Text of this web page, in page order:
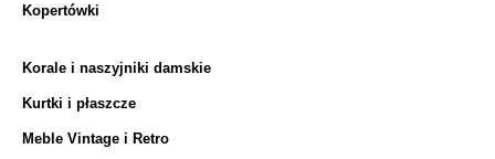
Kopertówki
Korale i naszyjniki damskie
Kurtki i płaszcze
Meble Vintage i Retro